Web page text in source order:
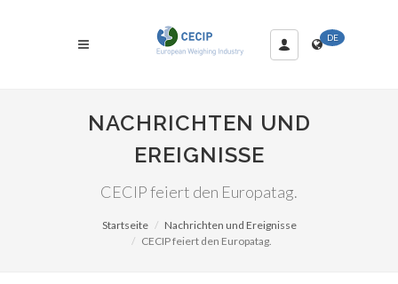
DE
NACHRICHTEN UND
EREIGNISSE
CECIP feiert den Europatag.
Startseite
Nachrichten und Ereignisse
CECIP feiert den Europatag.